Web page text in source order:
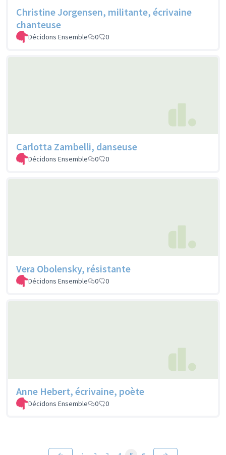
Christine Jorgensen, militante, écrivaine
chanteuse
Décidons Ensemble 0 0
Carlotta Zambelli, danseuse
Décidons Ensemble 0 0
Vera Obolensky, résistante
Décidons Ensemble 0 0
Anne Hebert, écrivaine, poète
Décidons Ensemble 0 0